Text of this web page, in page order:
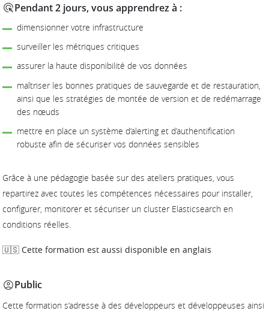
Pendant 2 jours, vous apprendrez à :
dimensionner votre infrastructure
surveiller les métriques critiques
assurer la haute disponibilité de vos données
maîtriser les bonnes pratiques de sauvegarde et de restauration,
ainsi que les stratégies de montée de version et de redémarrage
des nœuds
mettre en place un système d’alerting et d’authentification
robuste afin de sécuriser vos données sensibles
Grâce à une pédagogie basée sur des ateliers pratiques, vous
repartirez avec toutes les compétences nécessaires pour installer,
configurer, monitorer et sécuriser un cluster Elasticsearch en
conditions réelles.
🇺🇸 Cette formation est aussi disponible en anglais
Public
Cette formation s’adresse à des développeurs et développeuses ainsi